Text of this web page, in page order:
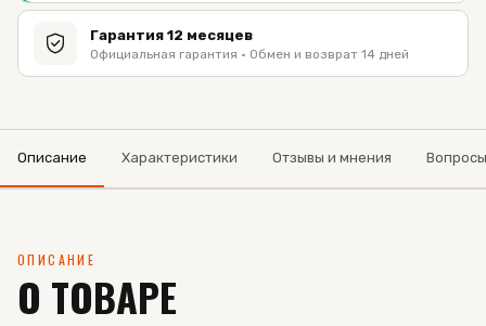
Гарантия 12 месяцев
Официальная гарантия · Обмен и возврат 14 дней
Описание Характеристики Отзывы и мнения Вопросы
ОПИСАНИЕ
О ТОВАРЕ